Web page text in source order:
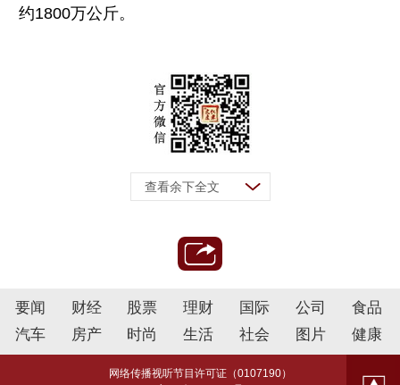
约1800万公斤。
查看余下全文
要闻 财经 股票 理财 国际 公司
食品
汽车
房产 时尚 生活 社会 图片 健康
网络传播视听节目许可证（0107190）